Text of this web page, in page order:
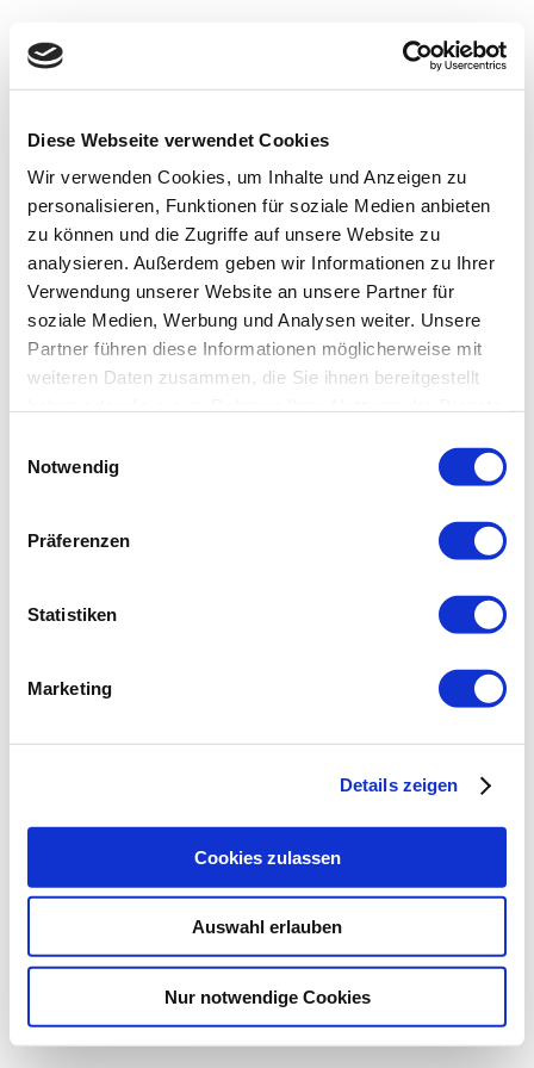
Diese Webseite verwendet Cookies
Wir verwenden Cookies, um Inhalte und Anzeigen zu
personalisieren, Funktionen für soziale Medien anbieten
zu können und die Zugriffe auf unsere Website zu
analysieren. Außerdem geben wir Informationen zu Ihrer
Verwendung unserer Website an unsere Partner für
soziale Medien, Werbung und Analysen weiter. Unsere
Partner führen diese Informationen möglicherweise mit
weiteren Daten zusammen, die Sie ihnen bereitgestellt
Notwendig
Präferenzen
Statistiken
Marketing
Details zeigen
Cookies zulassen
Auswahl erlauben
Nur notwendige Cookies